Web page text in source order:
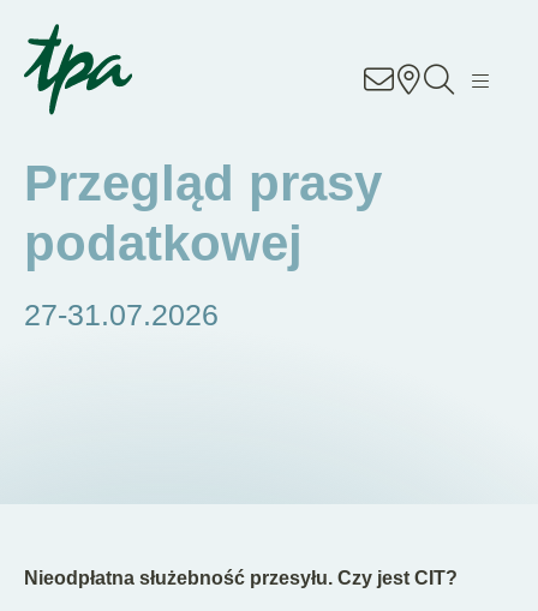
Know-how
Specjalizacje
Przegląd prasy
podatkowej
27-31.07.2026
Nieodpłatna służebność przesyłu. Czy jest CIT?